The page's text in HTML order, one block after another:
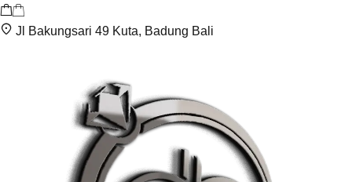
Jl Bakungsari 49 Kuta, Badung Bali